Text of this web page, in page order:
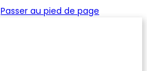
Passer au pied de page